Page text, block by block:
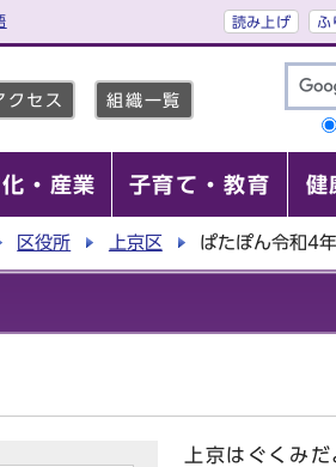
読み上げ ふ
クセス
組織一覧
・産業 子育て・教育 健
区役所 上京区 ぱたぽん令和4
上京はぐくみ